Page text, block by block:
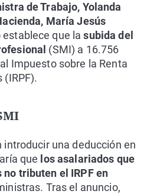
de Trabajo, Yolanda
María Jesús
establece que lasubida del
(SMI) a 16.756
Impuesto sobre la Renta
(IRPF).
introducir una deducción en
que los asalariados que
tributen el IRPF en
Tras el anuncio,